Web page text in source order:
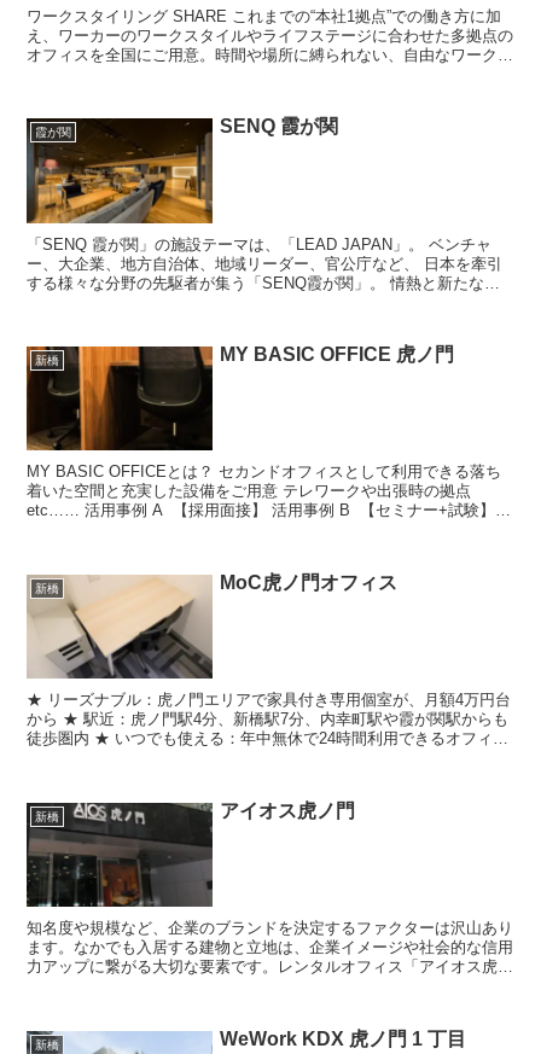
ワークスタイリング SHARE これまでの“本社1拠点”での働き方に加
え、ワーカーのワークスタイルやライフステージに合わせた多拠点の
オフィスを全国にご用意。時間や場所に縛られない、自由なワークス
霞が関 SENQ 霞が関
「SENQ 霞が関」の施設テーマは、「LEAD JAPAN」。 ベンチャ
ー、大企業、地方自治体、地域リーダー、官公庁など、 日本を牽引
する様々な分野の先駆者が集う「SENQ霞が関」。 情熱と新たなテ
新橋 MY BASIC OFFICE 虎ノ門
MY BASIC OFFICEとは？ セカンドオフィスとして利用できる落ち
着いた空間と充実した設備をご用意 テレワークや出張時の拠点
etc…… 活用事例 A 【採用面接】 活用事例 B 【セミナー+試験】
新橋 MoC虎ノ門オフィス
★ リーズナブル：虎ノ門エリアで家具付き専用個室が、月額4万円台
から ★ 駅近：虎ノ門駅4分、新橋駅7分、内幸町駅や霞が関駅からも
徒歩圏内 ★ いつでも使える：年中無休で24時間利用できるオフィス
新橋 アイオス虎ノ門
知名度や規模など、企業のブランドを決定するファクターは沢山あり
ます。なかでも入居する建物と立地は、企業イメージや社会的な信用
力アップに繋がる大切な要素です。レンタルオフィス「アイオス虎ノ
新橋 WeWork KDX 虎ノ門 1 丁目